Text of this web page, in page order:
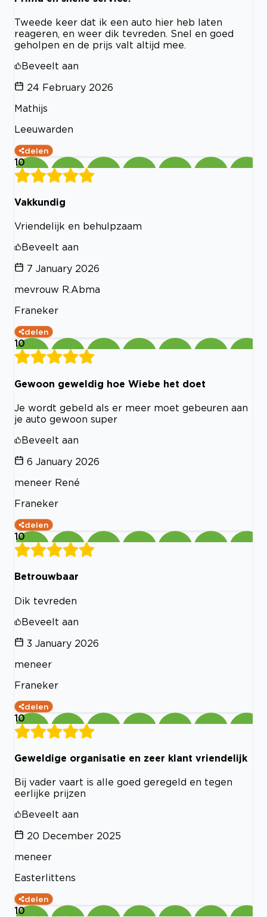
Tweede keer dat ik een auto hier heb laten
reageren, en weer dik tevreden. Snel en goed
geholpen en de prijs valt altijd mee.
Beveelt aan
24 February 2026
Mathijs
Leeuwarden
delen
10
Vakkundig
Vriendelijk en behulpzaam
Beveelt aan
7 January 2026
mevrouw R.Abma
Franeker
delen
10
Gewoon geweldig hoe Wiebe het doet
Je wordt gebeld als er meer moet gebeuren aan
je auto gewoon super
Beveelt aan
6 January 2026
meneer René
Franeker
delen
10
Betrouwbaar
Dik tevreden
Beveelt aan
3 January 2026
meneer
Franeker
delen
10
Geweldige organisatie en zeer klant vriendelijk
Bij vader vaart is alle goed geregeld en tegen
eerlijke prijzen
Beveelt aan
20 December 2025
meneer
Easterlittens
delen
10